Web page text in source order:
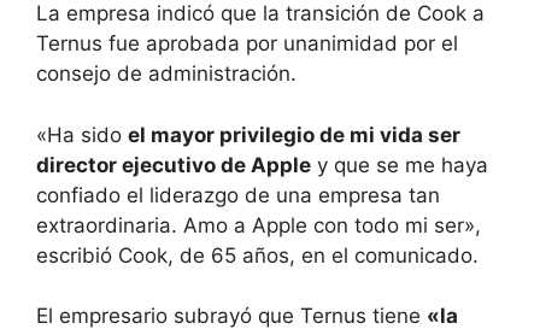
La empresa indicó que la transición de Cook a
Ternus fue aprobada por unanimidad por el
consejo de administración.
«Ha sido el mayor privilegio de mi vida ser
director ejecutivo de Apple y que se me haya
confiado el liderazgo de una empresa tan
extraordinaria. Amo a Apple con todo mi ser»,
escribió Cook, de 65 años, en el comunicado.
El empresario subrayó que Ternus tiene «la